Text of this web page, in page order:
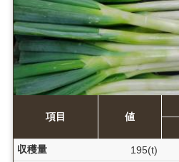
項目 値
収穫量
195(t)